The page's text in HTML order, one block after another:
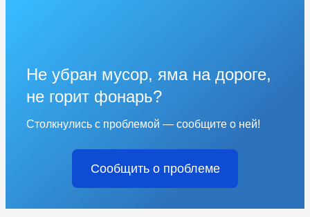
Не убран мусор, яма на дороге,
не горит фонарь?
Столкнулись с проблемой — сообщите о ней!
Сообщить о проблеме